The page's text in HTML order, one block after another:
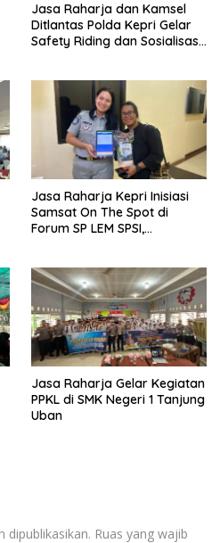
Jasa Raharja dan Kamsel
Ditlantas Polda Kepri Gelar
Safety Riding dan Sosialisasi
Indonesia
Jasa Raharja Kepri Inisiasi
Samsat On The Spot di
Forum SP LEM SPSI,
Cepat
Jasa Raharja Gelar Kegiatan
PPKL di SMK Negeri 1 Tanjung
Uban
dipublikasikan. Ruas yang wajib